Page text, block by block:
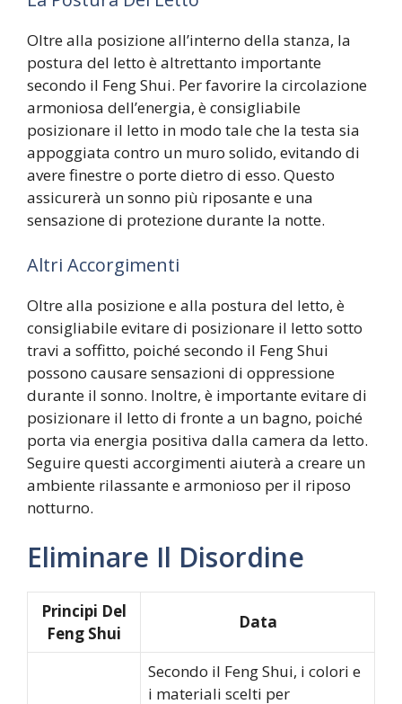
Oltre alla posizione all’interno della stanza, la
postura del letto è altrettanto importante
secondo il Feng Shui. Per favorire la circolazione
armoniosa dell’energia, è consigliabile
posizionare il letto in modo tale che la testa sia
appoggiata contro un muro solido, evitando di
avere finestre o porte dietro di esso. Questo
assicurerà un sonno più riposante e una
sensazione di protezione durante la notte.
Altri Accorgimenti
Oltre alla posizione e alla postura del letto, è
consigliabile evitare di posizionare il letto sotto
travi a soffitto, poiché secondo il Feng Shui
possono causare sensazioni di oppressione
durante il sonno. Inoltre, è importante evitare di
posizionare il letto di fronte a un bagno, poiché
porta via energia positiva dalla camera da letto.
Seguire questi accorgimenti aiuterà a creare un
ambiente rilassante e armonioso per il riposo
notturno.
Eliminare Il Disordine
Principi Del
Feng Shui
Data
Secondo il Feng Shui, i colori e
i materiali scelti per